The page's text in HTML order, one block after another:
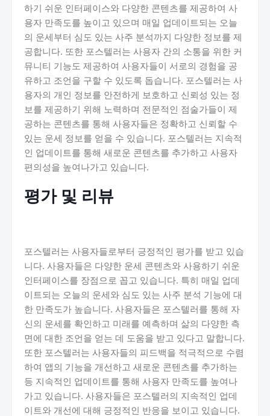
하기 쉬운 인터페이스와 다양한 콘텐츠를 제공하여 사
용자 만족도를 높이고 있으며 매일 업데이트되는 오늘
의 운세부터 심도 있는 사주 분석까지 다양한 정보를 제
공합니다. 또한 포스텔러는 사용자 간의 소통을 위한 커
뮤니티 기능도 제공하여 사용자들이 서로의 경험을 공
유하고 조언을 구할 수 있도록 돕습니다. 포스텔러는 사
용자의 개인 정보를 안전하게 보호하고 신뢰성 있는 정
보를 제공하기 위해 노력하며 전문적인 점술가들이 제
공하는 콘텐츠를 통해 사용자들은 정확하고 신뢰할 수
있는 운세 정보를 얻을 수 있습니다. 포스텔러는 지속적
인 업데이트를 통해 새로운 콘텐츠를 추가하고 사용자
편의성을 높여나가고 있습니다.
평가 및 리뷰
포스텔러는 사용자들로부터 긍정적인 평가를 받고 있습
니다. 사용자들은 다양한 운세 콘텐츠와 사용하기 쉬운
인터페이스를 장점으로 꼽고 있습니다. 특히 매일 업데
이트되는 오늘의 운세와 심도 있는 사주 분석 기능에 대
한 만족도가 높습니다. 사용자들은 포스텔러를 통해 자
신의 운세를 확인하고 미래를 예측하며 삶의 다양한 측
면에 대한 조언을 얻는 데 도움을 받고 있다고 말합니다.
또한 포스텔러는 사용자들의 피드백을 적극적으로 수렴
하여 앱의 기능을 개선하고 새로운 콘텐츠를 추가하는
등 지속적인 업데이트를 통해 사용자 만족도를 높여나
가고 있습니다. 사용자들은 포스텔러의 지속적인 업데
이트와 개선에 대해 긍정적인 반응을 보이고 있습니다.